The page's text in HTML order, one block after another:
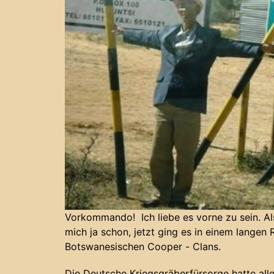
Vorkommando! Ich liebe es vorne zu sein.
mich ja schon, jetzt ging es in einem
Botswanesischen Cooper - Clans.